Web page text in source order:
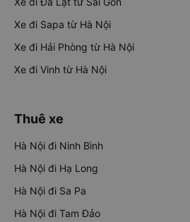
Xe đi Sapa từ Hà Nội
Xe đi Hải Phòng từ Hà Nội
Xe đi Vinh từ Hà Nội
Thuê xe
Hà Nội đi Ninh Bình
Hà Nội đi Hạ Long
Hà Nội đi Sa Pa
Hà Nội đi Tam Đảo